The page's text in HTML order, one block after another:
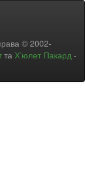
© 2002-
та Х’юлет Пакард -